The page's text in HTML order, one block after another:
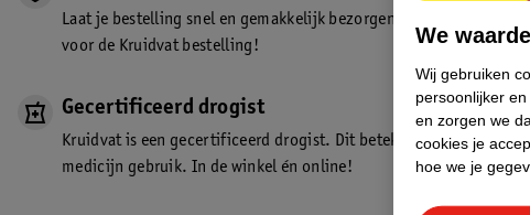
Laat je bestelling snel en gemakkelijk bezorgen in de winkel. Zo
voor de Kruidvat bestelling!
Gecertificeerd drogist
Kruidvat is een gecertificeerd drogist. Dit betekent dat je
medicijn gebruik. In de winkel én online!
We
Wij gebruiken
persoonlijker
en zorgen we
cookies je
hoe we je